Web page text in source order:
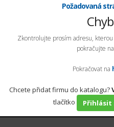
Požadovaná
Zkontrolujte prosím adresu,
pokračujte
Pokračovat na
Chcete přidat firmu do katalogu?
tlačítko
Přihlásit